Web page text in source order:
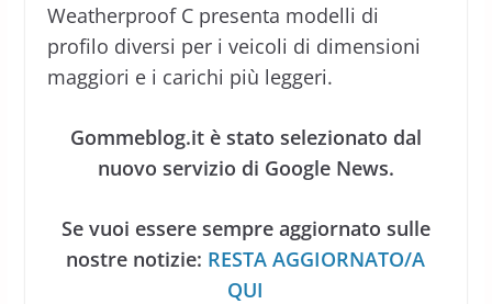
Weatherproof C presenta modelli di
profilo diversi per i veicoli di dimensioni
maggiori e i carichi più leggeri.
Gommeblog.it è stato selezionato dal
nuovo servizio di Google News.
Se vuoi essere sempre aggiornato sulle
nostre notizie: RESTA AGGIORNATO/A
QUI